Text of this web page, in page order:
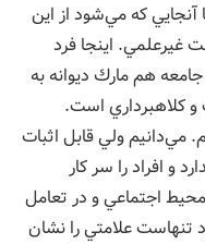
كه مي‌شود از اين
غيرعلمي. اينجا فرد
هم مارك ديوانه به
كلاهبرداري است.
مي‌دانيم ولي قابل اثبات
و افراد را سر كار
اجتماعي و در تعامل
تنهاست علامتي را نشان